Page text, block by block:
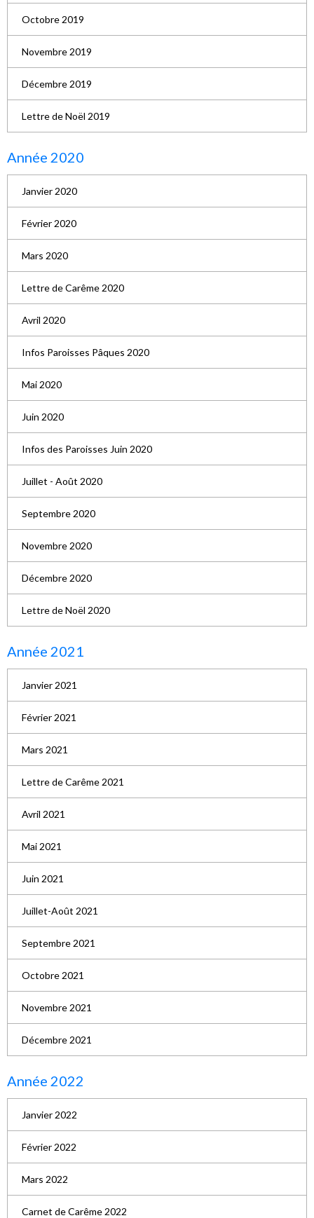
Octobre 2019
Novembre 2019
Décembre 2019
Lettre de Noël 2019
Année 2020
Janvier 2020
Février 2020
Mars 2020
Lettre de Carême 2020
Avril 2020
Infos Paroisses Pâques 2020
Mai 2020
Juin 2020
Infos des Paroisses Juin 2020
Juillet - Août 2020
Septembre 2020
Novembre 2020
Décembre 2020
Lettre de Noël 2020
Année 2021
Janvier 2021
Février 2021
Mars 2021
Lettre de Carême 2021
Avril 2021
Mai 2021
Juin 2021
Juillet-Août 2021
Septembre 2021
Octobre 2021
Novembre 2021
Décembre 2021
Année 2022
Janvier 2022
Février 2022
Mars 2022
Carnet de Carême 2022